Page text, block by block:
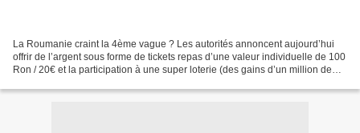
La Roumanie craint la 4ème vague ? Les autorités annoncent aujourd’hui
offrir de l’argent sous forme de tickets repas d’une valeur individuelle de 100
Ron / 20€ et la participation à une super loterie (des gains d’un million de